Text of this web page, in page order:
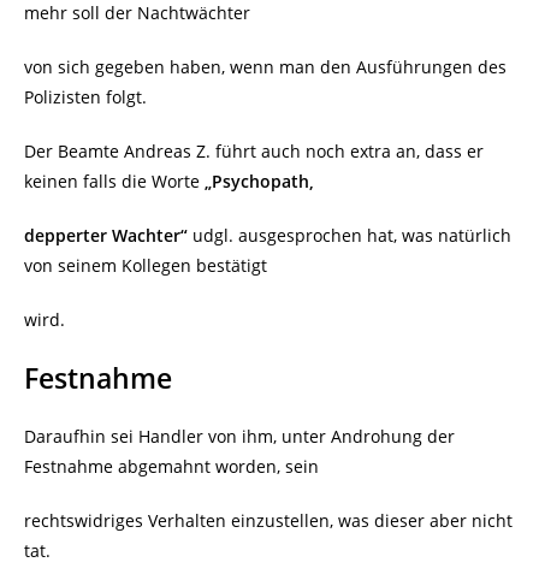
mehr soll der Nachtwächter
von sich gegeben haben, wenn man den Ausführungen des
Polizisten folgt.
Der Beamte Andreas Z. führt auch noch extra an, dass er
keinen falls die Worte „Psychopath,
depperter Wachter“ udgl. ausgesprochen hat, was natürlich
von seinem Kollegen bestätigt
wird.
Festnahme
Daraufhin sei Handler von ihm, unter Androhung der
Festnahme abgemahnt worden, sein
rechtswidriges Verhalten einzustellen, was dieser aber nicht
tat.